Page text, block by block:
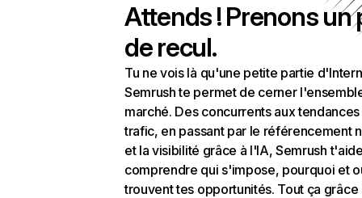
Attends ! Prenons un
de recul.
Tu ne vois là qu'une petite partie
Semrush te permet de cerner
marché. Des concurrents aux
trafic, en passant par le référencement
et la visibilité grâce à l'IA, Semrush
comprendre qui s'impose, pourquoi et
trouvent tes opportunités. Tout ça grâce